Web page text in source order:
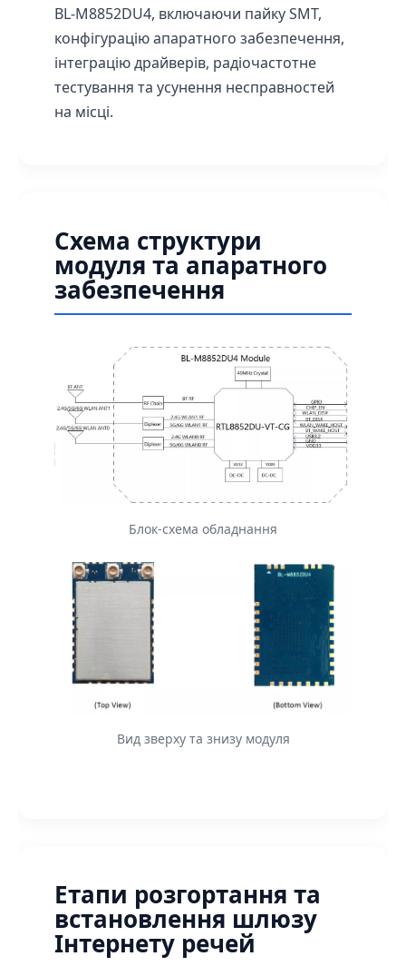
BL-M8852DU4, включаючи пайку SMT,
конфігурацію апаратного забезпечення,
інтеграцію драйверів, радіочастотне
тестування та усунення несправностей
на місці.
Схема структури
модуля та апаратного
забезпечення
Блок-схема обладнання
Вид зверху та знизу модуля
Етапи розгортання та
встановлення шлюзу
Інтернету речей